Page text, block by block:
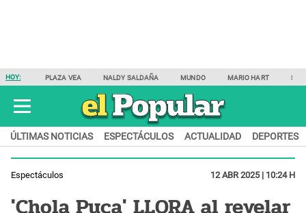
HOY: PLAZA VEA NALDY SALDAÑA MUNDO MARIO HART
ÚLTIMAS NOTICIAS ESPECTÁCULOS ACTUALIDAD DEPORTES
Espectáculos 12 ABR 2025 | 10:24 H